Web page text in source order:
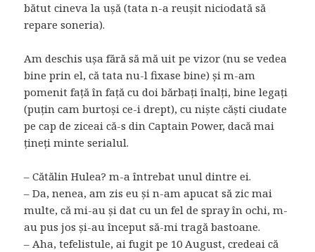
bătut cineva la ușă (tata n-a reușit niciodată să
repare soneria).
Am deschis ușa fără să mă uit pe vizor (nu se vedea
bine prin el, că tata nu-l fixase bine) și m-am
pomenit față în față cu doi bărbați înalți, bine legați
(puțin cam burtoși ce-i drept), cu niște căști ciudate
pe cap de ziceai că-s din Captain Power, dacă mai
țineți minte serialul.
– Cătălin Hulea? m-a întrebat unul dintre ei.
– Da, nenea, am zis eu și n-am apucat să zic mai
multe, că mi-au și dat cu un fel de spray în ochi, m-
au pus jos și-au început să-mi tragă bastoane.
– Aha, tefelistule, ai fugit pe 10 August, credeai că